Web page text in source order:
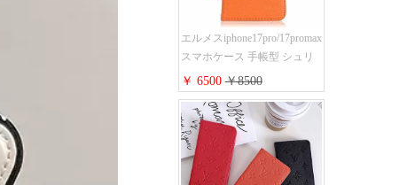
エルメスiphone17pro/17promax
スマホケース 手帳型 シュリ
ンクレザー タッセル ストラ
ップ 付き Hermes
iphone16pro/16ケース 財布型
スタンド機能 携帯カバー ハ
イ ブランド アイフォーン
15/14/13ケース 手帳 レディー
￥ 6500￥8500